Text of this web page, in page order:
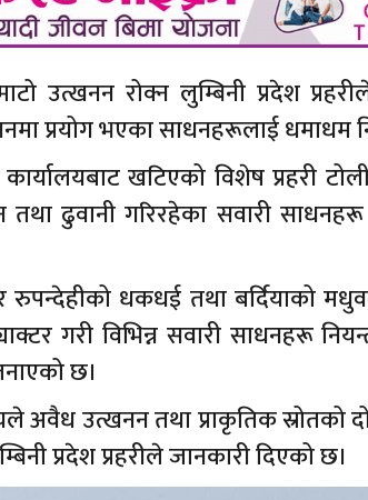
उत्खनन रोक्न लुम्बिनी प्रदेश
प्रयोग भएका साधनहरूलाई धमाधम
कार्यालयबाट खटिएको विशेष प्रहरी
ढुवानी गरिरहेका सवारी साधनहरू
धकधई तथा बर्दियाको मधुवन
गरी विभिन्न सवारी साधनहरू
छ।
अवैध उत्खनन तथा प्राकृतिक स्रोतको
प्रदेश प्रहरीले जानकारी दिएको छ।